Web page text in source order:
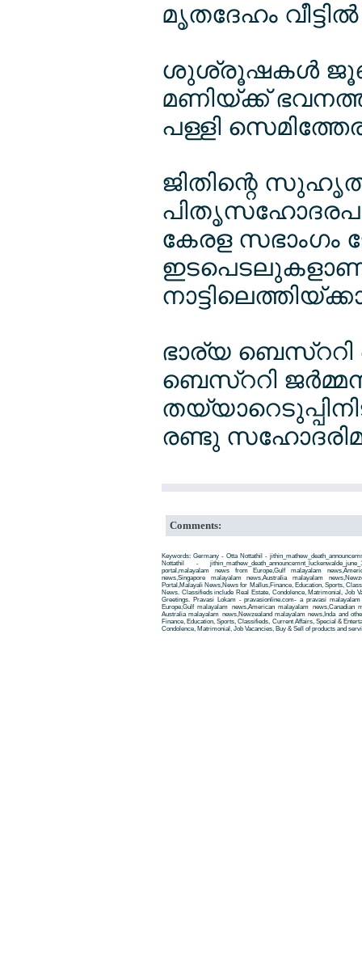
മൃതദേഹം
ശുശ്രൂഷകള്‍ ജൂണ്‍
മണിയ്ക്ക്
പള്ളി
ജിതിന്റെ
കേരള സഭാംഗം
ഇടപെടലുകളാണ്
ഭാര്യ
ബെസ്ററി
രണ്ടു
Comments:
Keywords: Germany - Otta Nottathil -
Nottathil -
portal,malayalam news from Europe,Gulf malayalam
news,Singapore malayalam news,Australia malayalam
Portal,Malayali News,News for Mallus,Finance, Education, Sports,
News. Classifieds include Real Estate, Condolence, Matrimonial, Job
Greetings. Pravasi Lokam - pravasionline.com- a pravasi
Europe,Gulf malayalam news,American malayalam news,Canadian
Australia malayalam news,Newzealand malayalam news,Inda and
Finance, Education, Sports, Classifieds, Current Affairs, Special &
Condolence, Matrimonial, Job Vacancies, Buy & Sell of products and